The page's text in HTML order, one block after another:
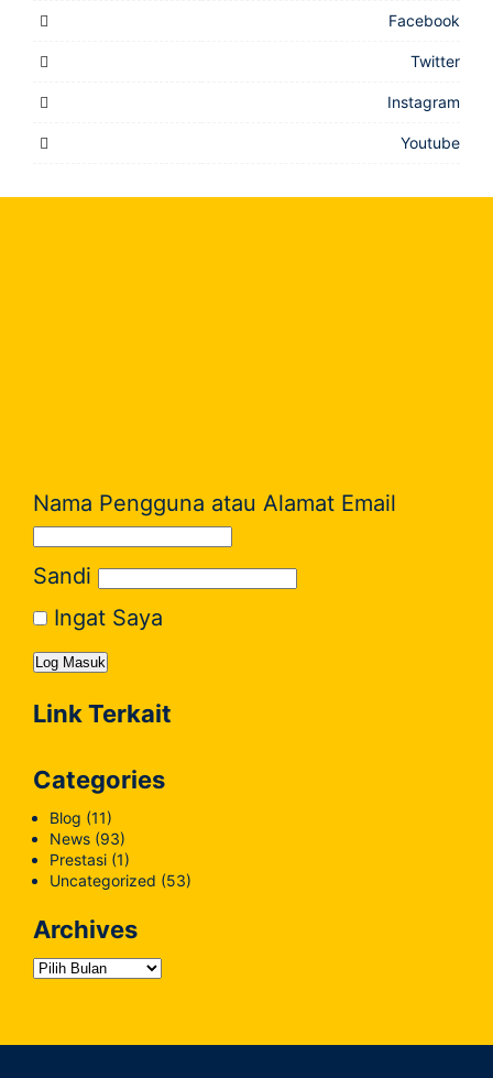
Facebook
Twitter
Instagram
Youtube
Nama Pengguna atau Alamat Email
Sandi
Ingat Saya
Link Terkait
Categories
Blog (11)
News (93)
Prestasi (1)
Uncategorized (53)
Archives
Archives